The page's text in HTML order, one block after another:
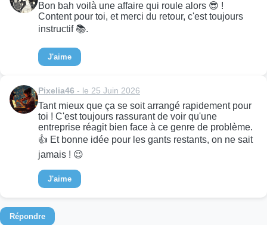
Bon bah voilà une affaire qui roule alors 😎 !
Content pour toi, et merci du retour, c'est toujours
instructif 📚.
J'aime
Pixelia46 - le 25 Juin 2026
Tant mieux que ça se soit arrangé rapidement pour
toi ! C'est toujours rassurant de voir qu'une
entreprise réagit bien face à ce genre de problème.
👍 Et bonne idée pour les gants restants, on ne sait
jamais ! 😉
J'aime
Répondre